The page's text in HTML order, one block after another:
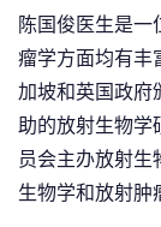
陈国俊医生是一
瘤学方面均有丰
加坡和英国政府
助的放射生物学
员会主办放射
生物学和放射肿